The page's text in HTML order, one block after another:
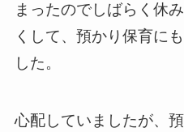
まったのでしばらく休
くして、預かり保育に
した。
心配していましたが、